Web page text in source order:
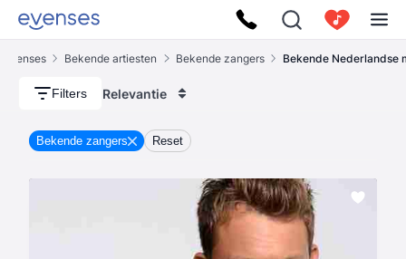
Evenses Bekende artiesten Bekende zangers Bekende Nederlandse
Filters Relevantie
Bekende zangers Reset